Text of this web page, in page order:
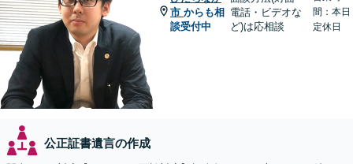
市 からも相
談受付中
電話・ビデオな
ど)は応相談
間：本日
定休日
公正証書遺言の作成